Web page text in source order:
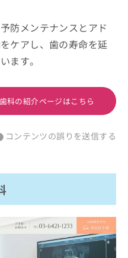
防メンテナンスとアド
ケアし、歯の寿命を延
ます。
科の紹介ページはこちら
コンテンツの誤りを送信する